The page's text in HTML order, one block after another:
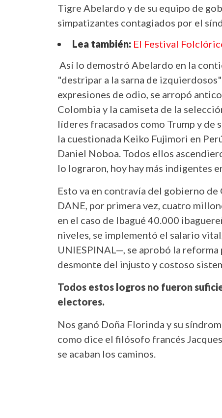
Tigre Abelardo y de su equipo de
simpatizantes contagiados por el
Lea también: El Festival
Así lo demostró Abelardo en la
"destripar a la sarna de
expresiones de odio, se arropó
Colombia y la camiseta de la
líderes fracasados como Trump y de
la cuestionada Keiko Fujimori en
Daniel Noboa. Todos ellos
lo lograron, hoy hay más indigentes
Esto va en contravía del gobierno
DANE, por primera vez, cuatro
en el caso de Ibagué 40.000
niveles, se implementó el salario
UNIESPINAL—, se aprobó la
desmonte del injusto y costoso
Todos estos logros no fueron
electores.
Nos ganó Doña Florinda y su
como dice el filósofo francés
se acaban los caminos.